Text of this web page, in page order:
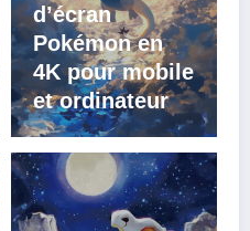
d’écran
Pokémon en
4K pour mobile
et ordinateur